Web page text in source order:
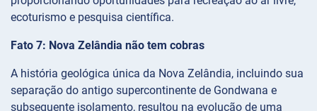
ecoturismo e pesquisa científica.
Fato 7: Nova Zelândia não tem cobras
A história geológica única da Nova Zelândia, incluindo sua
separação do antigo supercontinente de Gondwana e
subsequente isolamento, resultou na evolução de uma